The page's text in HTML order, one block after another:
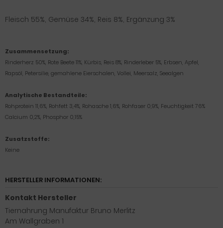
Fleisch 55%, Gemüse 34%, Reis 8%, Ergänzung 3%
Zusammensetzung:
Rinderherz 50%, Rote Beete 11%, Kürbis, Reis 8%, Rinderleber 5%, Erbsen, Apfel,
Rapsöl, Petersilie, gemahlene Eierschalen, Vollei, Meersalz, Seealgen
Analytische Bestandteile:
Rohprotein 11,6%, Rohfett 3,4%, Rohasche 1,6%, Rohfaser 0,9%, Feuchtigkeit 76%
Calcium 0,2%, Phosphor 0,15%
Zusatzstoffe:
Keine
HERSTELLER INFORMATIONEN:
Kontakt Hersteller
Tiernahrung Manufaktur Bruno Merlitz
Am Wallgraben 1